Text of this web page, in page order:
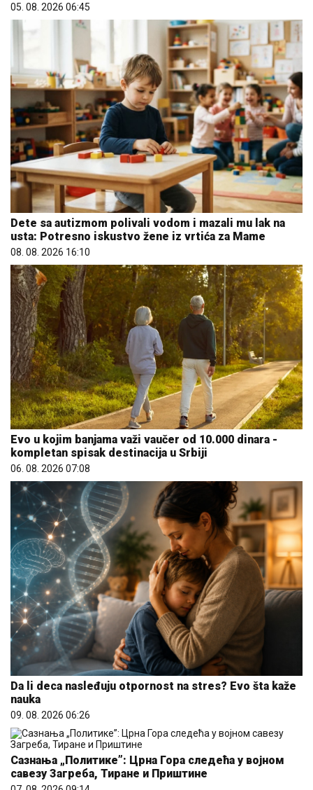
05. 08. 2026 06:45
Dete sa autizmom polivali vodom i mazali mu lak na
usta: Potresno iskustvo žene iz vrtića za Mame
08. 08. 2026 16:10
Evo u kojim banjama važi vaučer od 10.000 dinara -
kompletan spisak destinacija u Srbiji
06. 08. 2026 07:08
Da li deca nasleđuju otpornost na stres? Evo šta kaže
nauka
09. 08. 2026 06:26
Сазнања „Политике”: Црна Гора следећа у војном
савезу Загреба, Тиране и Приштине